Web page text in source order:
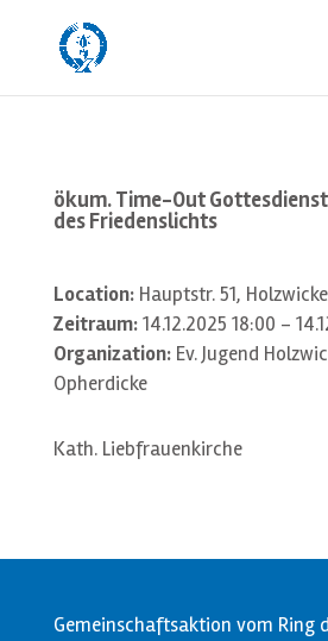
ökum. Time-Out
des Friedenslichts
Location:Hauptstr. 51,
Zeitraum:14.12.2025 18:00 -
Organization:Ev. Jugend
Opherdicke
Kath. Liebfrauenkirche
Gemeinschaftsaktion vom Ring